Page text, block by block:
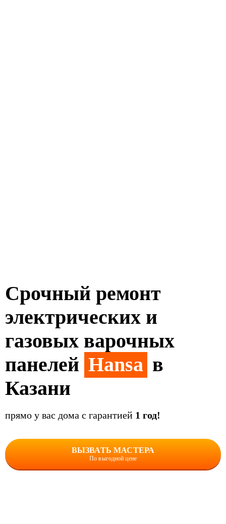
Срочный ремонт
электрических и
газовых варочных
панелей Hansa в
Казани
прямо у вас дома с гарантией 1 год!
ВЫЗВАТЬ МАСТЕРА
По выгодной цене